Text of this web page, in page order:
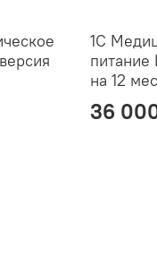
1С
питание
на 12
36